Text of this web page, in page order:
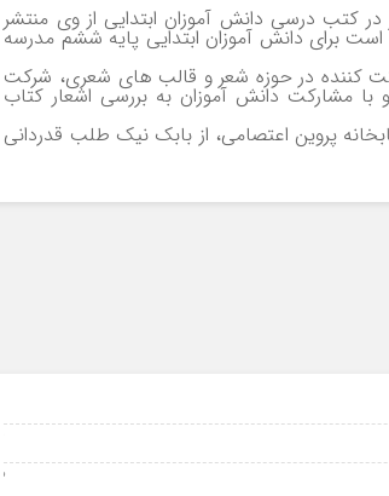
کتب درسی دانش آموزان ابتدایی از وی منتشر
در قالب غزل و چهارپاره است برای دانش آموزان ابتدایی پایه ششم مدرسه
کننده در حوزه شعر و قالب های شعری، شرکت
با مشارکت دانش آموزان به بررسی اشعار کتاب
پروین اعتصامی، از بابک نیک طلب قدردانی
03 آوریل 2025